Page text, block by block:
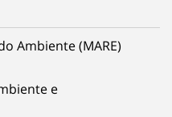
Ambiente (MARE)
e